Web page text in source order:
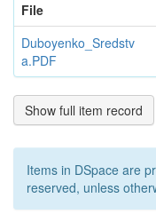
File
Duboyenko_Sredstv
a.PDF
Show full item record
Items in DSpace are
reserved, unless